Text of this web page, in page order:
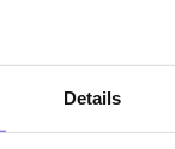
Details